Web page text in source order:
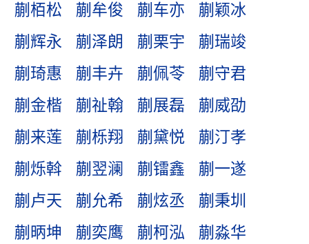
蒯栢松
蒯牟俊 蒯车亦
蒯颖冰
蒯辉永
蒯泽朗 蒯栗宇
蒯瑞竣
蒯琦惠
蒯丰卉 蒯佩苓
蒯守君
蒯金楷
蒯祉翰 蒯展磊
蒯威劭
蒯来莲
蒯栎翔 蒯黛悦
蒯汀孝
蒯烁斡
蒯翌澜 蒯镭鑫
蒯一遂
蒯卢天
蒯允希 蒯炫丞
蒯秉圳
蒯昞坤
蒯奕鹰 蒯柯泓
蒯淼华